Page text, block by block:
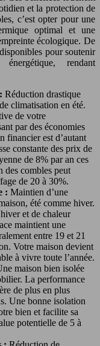
et la protection de
c’est opter pour une
optimal et une
écologique. De
pour soutenir
rendant
Réduction drastique
climatisation en été.
de votre
par des économies
financier est d’autant
constante des prix de
de 8% par an ces
des combles peut
de 20 à 30%.
: Maintien d’une
été comme hiver.
et de chaleur
maintient une
entre 19 et 21
Votre maison devient
à vivre toute l’année.
maison bien isolée
La performance
de plus en plus
Une bonne isolation
bien et facilite sa
potentielle de 5 à